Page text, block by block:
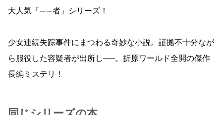
大人気「――者」シリーズ！
少女連続失踪事件にまつわる奇妙な小説。証拠不十分なが
ら服役した容疑者が出所し──。折原ワールド全開の傑作
長編ミステリ！